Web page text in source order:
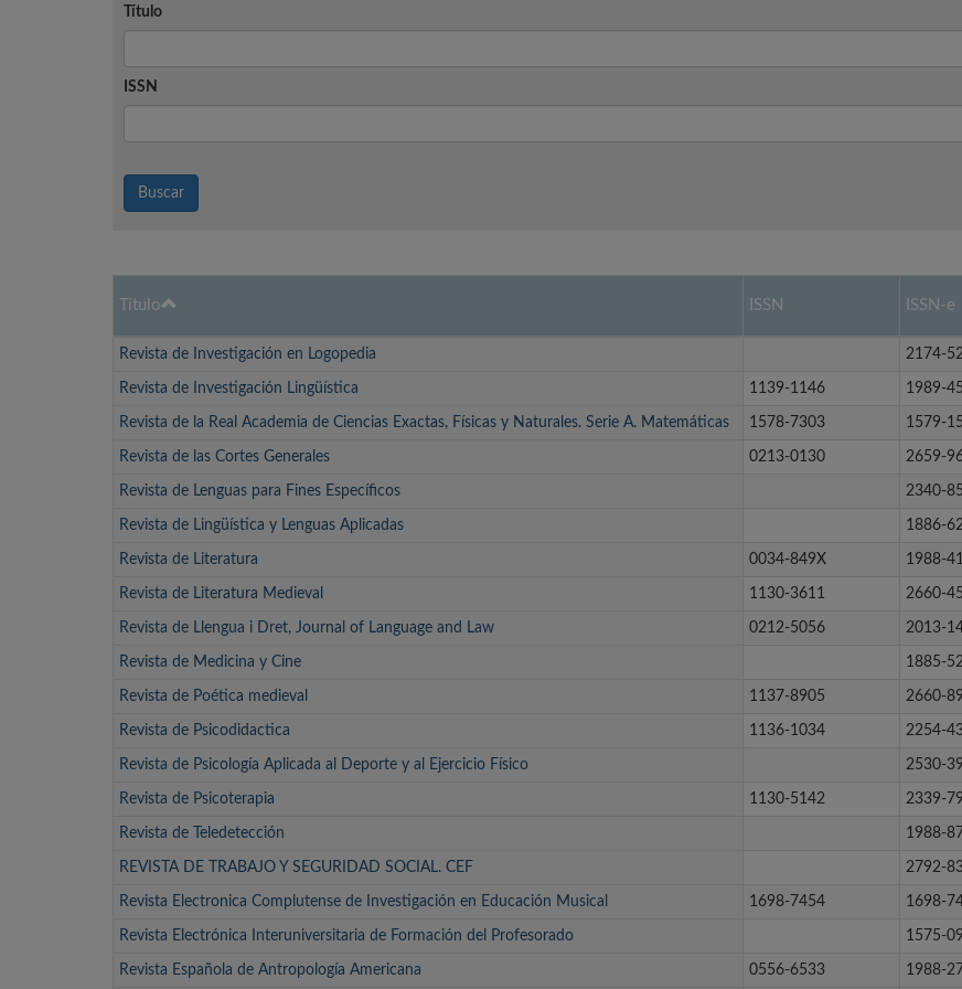
Título
ISSN
Buscar
Título ISSN ISSN-e
Revista de Investigación en Logopedia 2174-
Revista de Investigación Lingüística 1139-1146 1989-
Revista de la Real Academia de Ciencias Exactas, Físicas y Naturales. Serie A. Matemáticas 1578-7303 1579-
Revista de las Cortes Generales 0213-0130 2659-
Revista de Lenguas para Fines Específicos 2340-
Revista de Lingüística y Lenguas Aplicadas 1886-
Revista de Literatura 0034-849X 1988-
Revista de Literatura Medieval 1130-3611 2660-
Revista de Llengua i Dret, Journal of Language and Law 0212-5056 2013-
Revista de Medicina y Cine 1885-
Revista de Poética medieval 1137-8905 2660-
Revista de Psicodidactica 1136-1034 2254-
Revista de Psicología Aplicada al Deporte y al Ejercicio Físico 2530-
Revista de Psicoterapia 1130-5142 2339-
Revista de Teledetección 1988-
REVISTA DE TRABAJO Y SEGURIDAD SOCIAL. CEF 2792-
Revista Electronica Complutense de Investigación en Educación Musical 1698-7454 1698-
Revista Electrónica Interuniversitaria de Formación del Profesorado 1575-
Revista Española de Antropología Americana 0556-6533 1988-